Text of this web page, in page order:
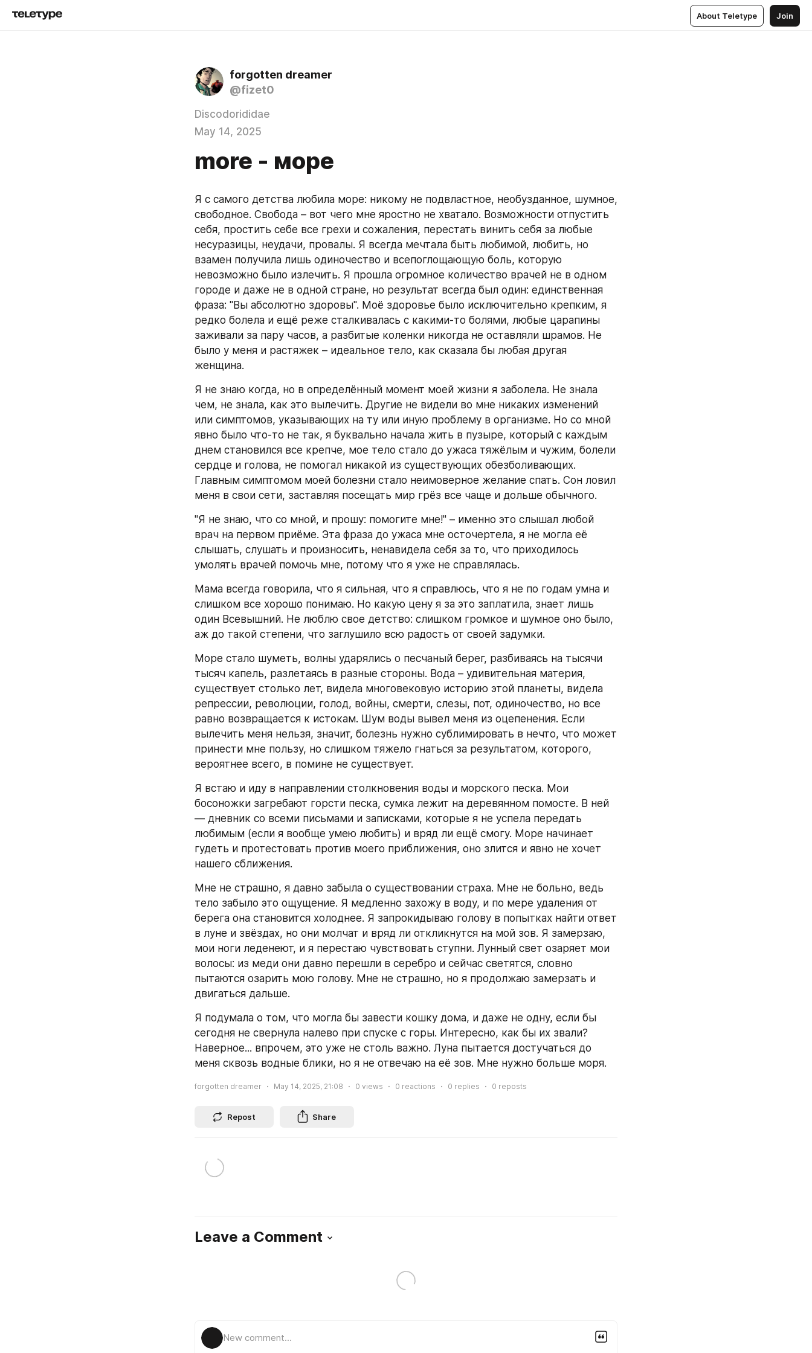
About Teletype Join
forgotten dreamer
@fizet0
Discodorididae
May 14, 2025
more - море
Я с самого детства любила море: никому не подвластное, необузданное, шумное,
свободное. Свобода – вот чего мне яростно не хватало. Возможности отпустить
себя, простить себе все грехи и сожаления, перестать винить себя за любые
несуразицы, неудачи, провалы. Я всегда мечтала быть любимой, любить, но
взамен получила лишь одиночество и всепоглощающую боль, которую
невозможно было излечить. Я прошла огромное количество врачей не в одном
городе и даже не в одной стране, но результат всегда был один: единственная
фраза: "Вы абсолютно здоровы". Моё здоровье было исключительно крепким, я
редко болела и ещё реже сталкивалась с какими-то болями, любые царапины
заживали за пару часов, а разбитые коленки никогда не оставляли шрамов. Не
было у меня и растяжек – идеальное тело, как сказала бы любая другая
женщина.
Я не знаю когда, но в определённый момент моей жизни я заболела. Не знала
чем, не знала, как это вылечить. Другие не видели во мне никаких изменений
или симптомов, указывающих на ту или иную проблему в организме. Но со мной
явно было что-то не так, я буквально начала жить в пузыре, который с каждым
днем становился все крепче, мое тело стало до ужаса тяжёлым и чужим, болели
сердце и голова, не помогал никакой из существующих обезболивающих.
Главным симптомом моей болезни стало неимоверное желание спать. Сон ловил
меня в свои сети, заставляя посещать мир грёз все чаще и дольше обычного.
"Я не знаю, что со мной, и прошу: помогите мне!" – именно это слышал любой
врач на первом приёме. Эта фраза до ужаса мне осточертела, я не могла её
слышать, слушать и произносить, ненавидела себя за то, что приходилось
умолять врачей помочь мне, потому что я уже не справлялась.
Мама всегда говорила, что я сильная, что я справлюсь, что я не по годам умна и
слишком все хорошо понимаю. Но какую цену я за это заплатила, знает лишь
один Всевышний. Не люблю свое детство: слишком громкое и шумное оно было,
аж до такой степени, что заглушило всю радость от своей задумки.
Море стало шуметь, волны ударялись о песчаный берег, разбиваясь на тысячи
тысяч капель, разлетаясь в разные стороны. Вода – удивительная материя,
существует столько лет, видела многовековую историю этой планеты, видела
репрессии, революции, голод, войны, смерти, слезы, пот, одиночество, но все
равно возвращается к истокам. Шум воды вывел меня из оцепенения. Если
вылечить меня нельзя, значит, болезнь нужно сублимировать в нечто, что может
принести мне пользу, но слишком тяжело гнаться за результатом, которого,
вероятнее всего, в помине не существует.
Я встаю и иду в направлении столкновения воды и морского песка. Мои
босоножки загребают горсти песка, сумка лежит на деревянном помосте. В ней
— дневник со всеми письмами и записками, которые я не успела передать
любимым (если я вообще умею любить) и вряд ли ещё смогу. Море начинает
гудеть и протестовать против моего приближения, оно злится и явно не хочет
нашего сближения.
Мне не страшно, я давно забыла о существовании страха. Мне не больно, ведь
тело забыло это ощущение. Я медленно захожу в воду, и по мере удаления от
берега она становится холоднее. Я запрокидываю голову в попытках найти ответ
в луне и звёздах, но они молчат и вряд ли откликнутся на мой зов. Я замерзаю,
мои ноги леденеют, и я перестаю чувствовать ступни. Лунный свет озаряет мои
волосы: из меди они давно перешли в серебро и сейчас светятся, словно
пытаются озарить мою голову. Мне не страшно, но я продолжаю замерзать и
двигаться дальше.
Я подумала о том, что могла бы завести кошку дома, и даже не одну, если бы
сегодня не свернула налево при спуске с горы. Интересно, как бы их звали?
Наверное... впрочем, это уже не столь важно. Луна пытается достучаться до
меня сквозь водные блики, но я не отвечаю на её зов. Мне нужно больше моря.
forgotten dreamer May 14, 2025, 21:08 0 views 0 reactions 0 replies 0 reposts
Repost Share
Leave a Comment